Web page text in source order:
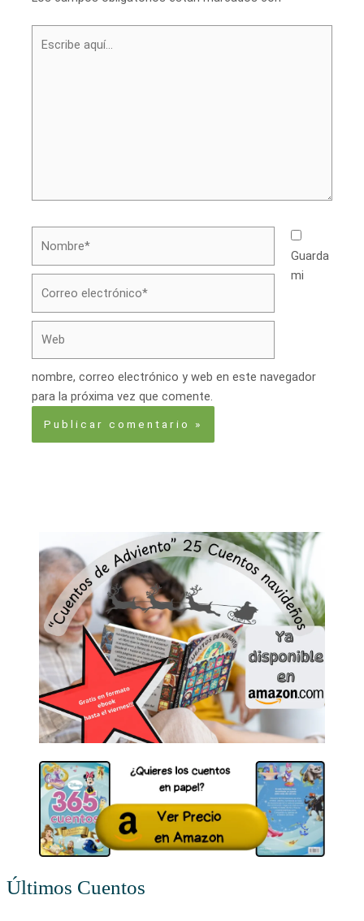
aquí...
electrónico*
Guarda
mi
nombre, correo electrónico y web en este navegador
para la próxima vez que comente.
Últimos Cuentos